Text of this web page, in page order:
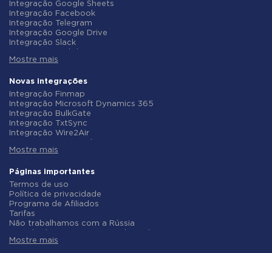
Integração Google Sheets
Integração Facebook
Integração Telegram
Integração Google Drive
Integração Slack
Integração Gmail
Integração ClickUp
Integração Airtable
Integração Google Contacts
Integração OpenAI (ChatGPT)
Integração Instagram
Integração ActiveCampaign
Integração Typeform
Integração Salesforce CRM
Integração Notion
Integração AWeber
Integração Asana
Integração ZOHO CRM
Integração Webhooks
Integração GetResponse
Integração WooCommerce
Mostre mais
Novas integrações
Integração Finmap
Integração Microsoft Dynamics 365
Integração BulkGate
Integração TxtSync
Integração Wire2Air
Integração Infobip
Integração AtomPark
Integração TXTImpact
Integração Campaign Monitor
Integração CM.com
Integração D7 Networks
Integração SMS.to
Integração SMSGlobal
Integração Textlocal
Mostre mais
Páginas importantes
Termos de uso
Política de privacidade
Programa de Afiliados
Tarifas
Não trabalhamos com a Rússia
Politica de reembolso
Mostre mais